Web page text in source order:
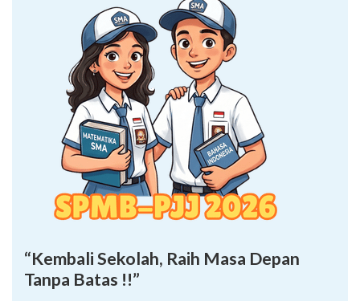
“Kembali Sekolah, Raih Masa Depan
Tanpa Batas !!”